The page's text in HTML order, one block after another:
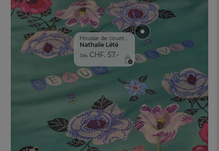
Nathalie Lété
Dès CHF. 57.-